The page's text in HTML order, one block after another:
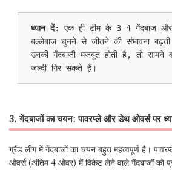
ध्यान दें: एक ही टीम के 3-4 गेंदबाज और
बल्लेबाज चुनने से जीतने की संभावना
उनकी गेंदबाजी मजबूत होती है, तो सामने
जल्दी गिर सकते हैं।
3. गेंदबाजों का चयन: पावरप्ले और डेथ ओवर्स पर
ग्रैंड लीग में गेंदबाजों का चयन बहुत महत्वपूर्ण है।
ओवर्स (अंतिम 4 ओवर) में विकेट लेने वाले गेंदबाजों को